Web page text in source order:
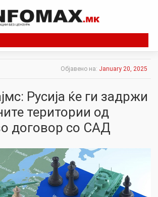
Објавено на: January 20, 2025
Русија ќе ги задржи
територии од
договор со САД